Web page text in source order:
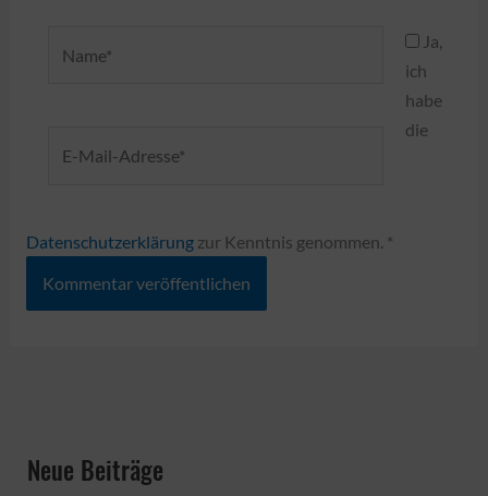
Mail-
Ja,
ich
habe
die
Datenschutzerklärungzur Kenntnis genommen. *
Neue Beiträge